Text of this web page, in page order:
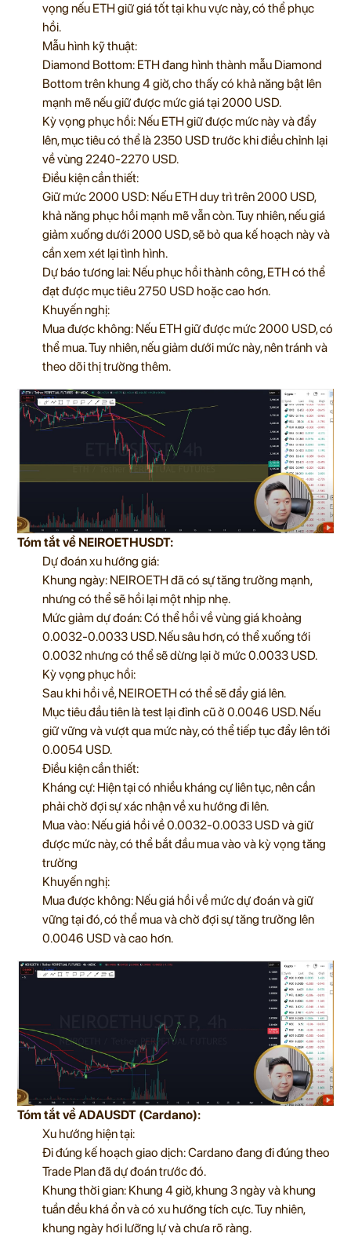
vọng nếu ETH giữ giá tốt tại khu vực này, có thể phục
hồi.
Mẫu hình kỹ thuật:
Diamond Bottom: ETH đang hình thành mẫu Diamond
Bottom trên khung 4 giờ, cho thấy có khả năng bật lên
mạnh mẽ nếu giữ được mức giá tại 2000 USD.
Kỳ vọng phục hồi: Nếu ETH giữ được mức này và đẩy
lên, mục tiêu có thể là 2350 USD trước khi điều chỉnh lại
về vùng 2240-2270 USD.
Điều kiện cần thiết:
Giữ mức 2000 USD: Nếu ETH duy trì trên 2000 USD,
khả năng phục hồi mạnh mẽ vẫn còn. Tuy nhiên, nếu giá
giảm xuống dưới 2000 USD, sẽ bỏ qua kế hoạch này và
cần xem xét lại tình hình.
Dự báo tương lai: Nếu phục hồi thành công, ETH có thể
đạt được mục tiêu 2750 USD hoặc cao hơn.
Khuyến nghị:
Mua được không: Nếu ETH giữ được mức 2000 USD, có
thể mua. Tuy nhiên, nếu giảm dưới mức này, nên tránh và
theo dõi thị trường thêm.
Tóm tắt về NEIROETHUSDT:
Dự đoán xu hướng giá:
Khung ngày: NEIROETH đã có sự tăng trưởng mạnh,
nhưng có thể sẽ hồi lại một nhịp nhẹ.
Mức giảm dự đoán: Có thể hồi về vùng giá khoảng
0.0032-0.0033 USD. Nếu sâu hơn, có thể xuống tới
0.0032 nhưng có thể sẽ dừng lại ở mức 0.0033 USD.
Kỳ vọng phục hồi:
Sau khi hồi về, NEIROETH có thể sẽ đẩy giá lên.
Mục tiêu đầu tiên là test lại đỉnh cũ ở 0.0046 USD. Nếu
giữ vững và vượt qua mức này, có thể tiếp tục đẩy lên tới
0.0054 USD.
Điều kiện cần thiết:
Kháng cự: Hiện tại có nhiều kháng cự liên tục, nên cần
phải chờ đợi sự xác nhận về xu hướng đi lên.
Mua vào: Nếu giá hồi về 0.0032-0.0033 USD và giữ
được mức này, có thể bắt đầu mua vào và kỳ vọng tăng
trưởng
Khuyến nghị:
Mua được không: Nếu giá hồi về mức dự đoán và giữ
vững tại đó, có thể mua và chờ đợi sự tăng trưởng lên
0.0046 USD và cao hơn.
Tóm tắt về ADAUSDT (Cardano):
Xu hướng hiện tại:
Đi đúng kế hoạch giao dịch: Cardano đang đi đúng theo
Trade Plan đã dự đoán trước đó.
Khung thời gian: Khung 4 giờ, khung 3 ngày và khung
tuần đều khá ổn và có xu hướng tích cực. Tuy nhiên,
khung ngày hơi lưỡng lự và chưa rõ ràng.